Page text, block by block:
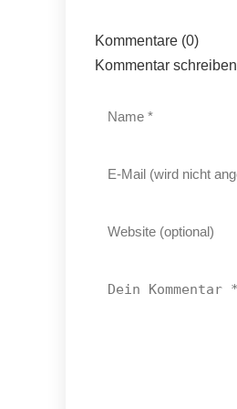
Kommentare (0)
Kommentar schreiben